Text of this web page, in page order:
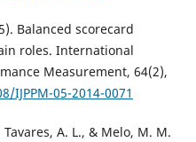
Balanced scorecard
roles. International
Measurement, 64(2),
IJPPM-05-2014-0071
A. L., & Melo, M. M.